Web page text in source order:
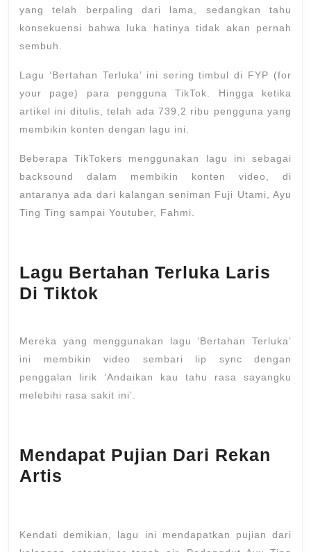
yang telah berpaling dari lama, sedangkan tahu
konsekuensi bahwa luka hatinya tidak akan pernah
sembuh.
Lagu ‘Bertahan Terluka’ ini sering timbul di FYP (for
your page) para pengguna TikTok. Hingga ketika
artikel ini ditulis, telah ada 739,2 ribu pengguna yang
membikin konten dengan lagu ini.
Beberapa TikTokers menggunakan lagu ini sebagai
backsound dalam membikin konten video, di
antaranya ada dari kalangan seniman Fuji Utami, Ayu
Ting Ting sampai Youtuber, Fahmi.
Lagu Bertahan Terluka Laris
Di Tiktok
Mereka yang menggunakan lagu ‘Bertahan Terluka’
ini membikin video sembari lip sync dengan
penggalan lirik ‘Andaikan kau tahu rasa sayangku
melebihi rasa sakit ini’.
Mendapat Pujian Dari Rekan
Artis
Kendati demikian, lagu ini mendapatkan pujian dari